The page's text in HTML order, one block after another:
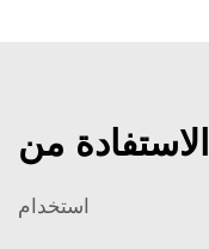
الاستفادة من
استخدام